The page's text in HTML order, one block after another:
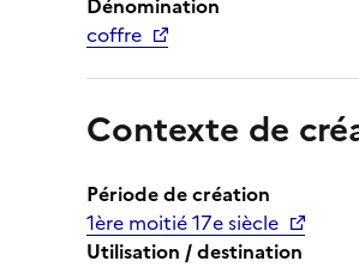
coffre
Contexte de
Période de création
1ère moitié 17e siècle
Utilisation / destination